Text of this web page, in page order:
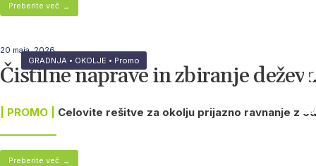
Preberite več →
GRADNJA • OKOLJE • Promo
20 maja, 2026
Čistilne naprave in zbiranje
| PROMO | Celovite rešitve za okolju prijazno ravnanje z
Preberite več →